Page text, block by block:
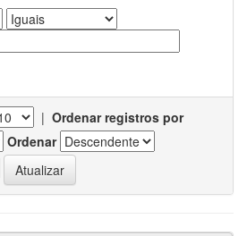
| Ordenar registros por
Ordenar